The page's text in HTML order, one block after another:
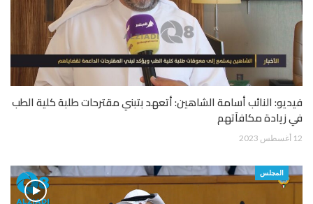
فيديو: النائب أسامة الشاهين: أتعهد بتبني مقترحات طلبة كلية الطب
في زيادة مكافآتهم
12 أغسطس 2023
المجلس